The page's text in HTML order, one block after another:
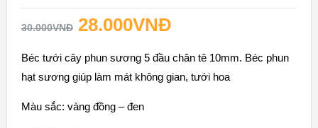
30.000VNĐ 28.000VNĐ
Béc tưới cây phun sương 5 đầu chân tê 10mm. Béc phun
hạt sương giúp làm mát không gian, tưới hoa
Màu sắc: vàng đồng – đen